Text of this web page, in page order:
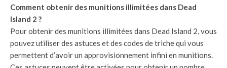
Comment obtenir des munitions illimitées dans Dead
Island 2 ?
Pour obtenir des munitions illimitées dans Dead Island 2, vous
pouvez utiliser des astuces et des codes de triche qui vous
permettent d’avoir un approvisionnement infini en munitions.